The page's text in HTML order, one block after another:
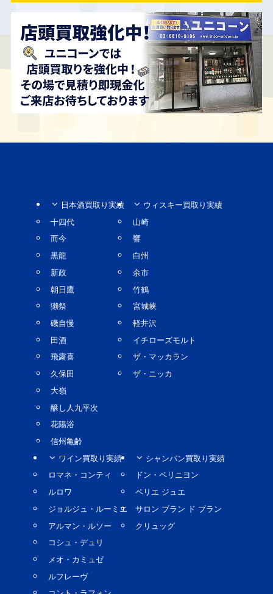
日本酒買取り実績
十四代
而今
黒龍
新政
朝日鷹
獺祭
磯自慢
田酒
飛露喜
久保田
大嶺
醸し人九平次
花陽浴
信州亀齢
ウィスキー買取り実績
山崎
響
白州
余市
竹鶴
宮城峡
軽井沢
イチローズモルト
ザ・マッカラン
ザ・ニッカ
ワイン買取り実績
ロマネ・コンティ
ルロワ
ジョルジュ・ルーミエ
アルマン・ルソー
コシュ・デュリ
メオ・カミュゼ
ルフレーヴ
シャンパン買取り実績
ドン・ペリニヨン
ペリエ ジュエ
サロン ブラン ド ブラン
クリュッグ